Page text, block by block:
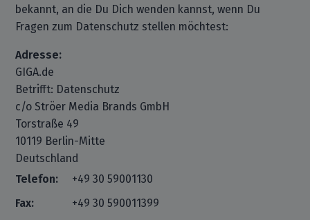
bekannt, an die Du Dich wenden kannst, wenn Du
Fragen zum Datenschutz stellen möchtest:
Adresse:
GIGA.de
Betrifft: Datenschutz
c/o Ströer Media Brands GmbH
Torstraße 49
10119 Berlin-Mitte
Deutschland
Telefon:
+49 30 59001130
Fax:
+49 30 590011399